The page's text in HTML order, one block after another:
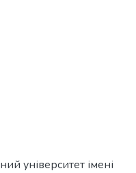
університет імені